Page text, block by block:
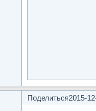
Поделиться2015-